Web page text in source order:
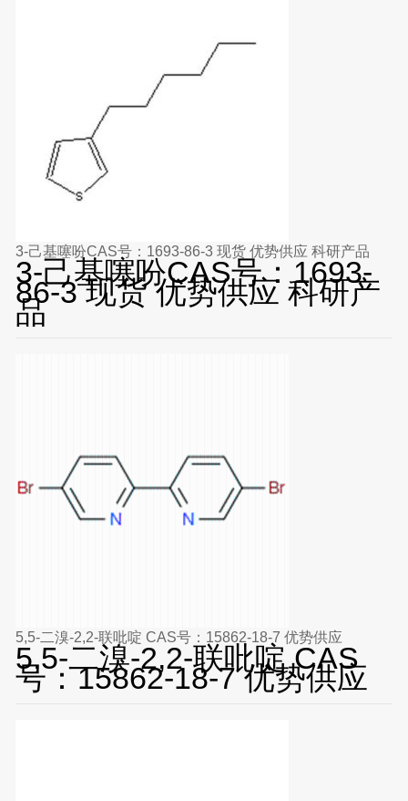
3-己基噻吩CAS号：1693-86-3 现货 优势供应 科研产品
3-己基噻吩CAS号：1693-
86-3 现货 优势供应 科研产
品
5,5-二溴-2,2-联吡啶 CAS号：15862-18-7 优势供应
5,5-二溴-2,2-联吡啶 CAS
号：15862-18-7 优势供应